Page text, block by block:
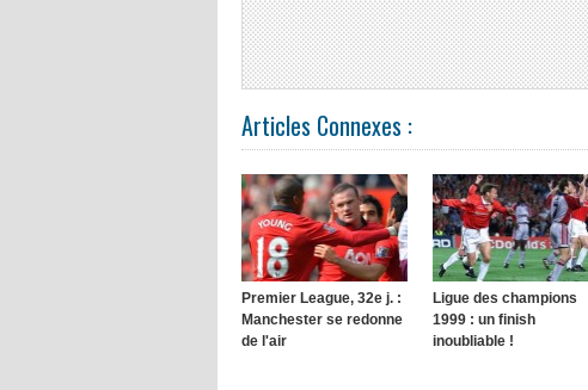
Articles Connexes :
Premier League, 32e j. :
Manchester se redonne
de l'air
Ligue des champions
1999 : un finish
inoubliable !